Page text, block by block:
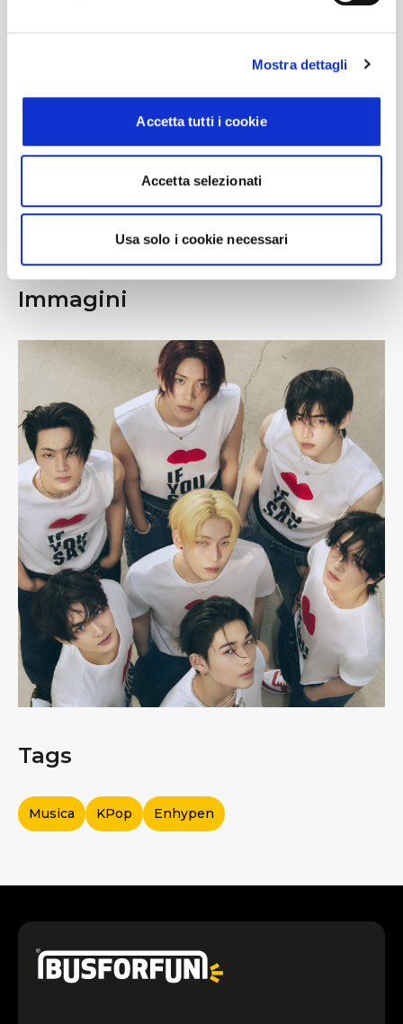
Mostra dettagli
Accetta tutti i cookie
Accetta selezionati
Usa solo i cookie necessari
Immagini
Tags
Musica KPop Enhypen